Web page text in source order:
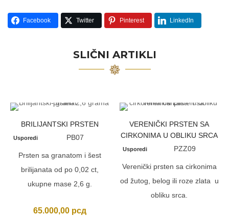
Facebook Twitter Pinterest LinkedIn
SLIČNI ARTIKLI
BRILIJANTSKI PRSTEN
Usporedi PB07
Prsten sa granatom i šest
brilijanata od po 0,02 ct,
ukupne mase 2,6 g.
65.000,00 рсд
VERENIČKI PRSTEN SA
CIRKONIMA U OBLIKU SRCA
Usporedi PZZ09
Verenički prsten sa cirkonima
od žutog, belog ili roze zlata u
obliku srca.